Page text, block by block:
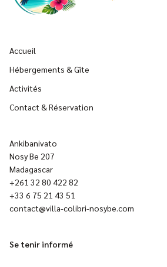
Accueil
Hébergements & Gîte
Activités
Contact & Réservation
Ankibanivato
Nosy Be 207
Madagascar
+261 32 80 422 82
+33 6 75 21 43 51
contact@villa-colibri-nosybe.com
Se tenir informé